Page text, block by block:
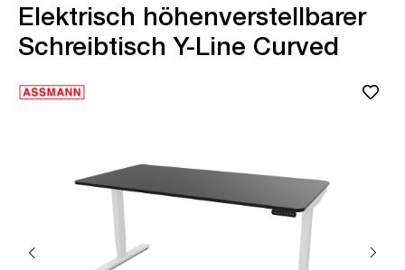
Elektrisch höhenverstellbarer
Schreibtisch Y-Line Curved